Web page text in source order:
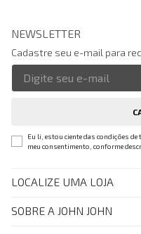
NEWSLETTER
Cadastre seu e-mail para
Eu li, estou ciente das condições
meu consentimento, conforme
LOCALIZE UMA LOJA
SOBRE A JOHN JOHN